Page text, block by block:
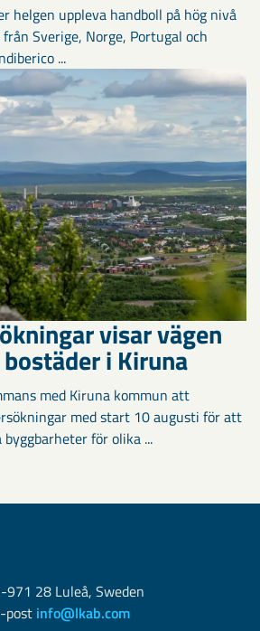
helgen uppleva handboll på hög nivå
Sverige, Norge, Portugal och
...
visar vägen
i Kiruna
med Kiruna kommun att
med start 10 augusti för att
för olika ...
971 28 Luleå, Sweden
post info@lkab.com